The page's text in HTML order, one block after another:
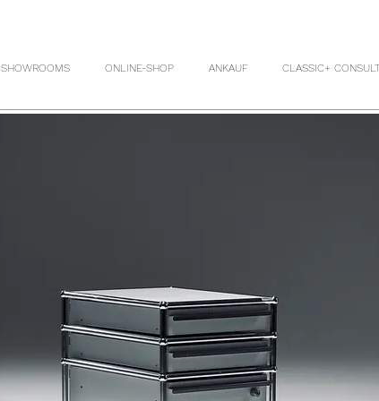
SHOWROOMS ONLINE-SHOP ANKAUF CLASSIC+